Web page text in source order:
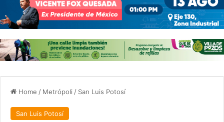
Home / Metrópoli / San Luis Potosí
San Luis Potosí